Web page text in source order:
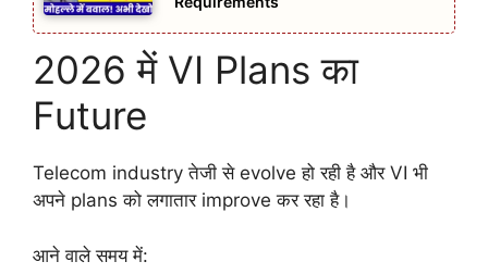
2026 में VI Plans का
Future
Telecom industry तेजी से evolve हो रही है और VI भी
अपने plans को लगातार improve कर रहा है।
आने वाले समय में: